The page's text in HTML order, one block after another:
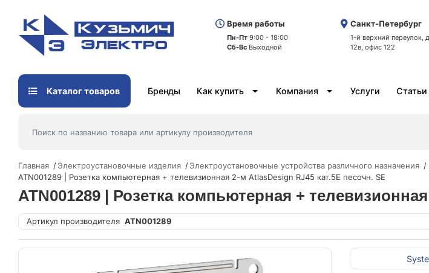
Время работы
Пн-Пт 9:00 - 18:00
Сб-Вс Выходной
Санкт-Петербург
1-й верхний переулок,
12в, офис 122
Каталог товаров Бренды Как купить Компания Услуги
Главная Электроустановочные изделия Электроустановочные устройства различного назначения
ATN001289 | Розетка компьютерная + телевизионная 2-м AtlasDesign RJ45 кат.5E песочн. SE
ATN001289 | Розетка компьютерная +
Артикул производителя ATN001289